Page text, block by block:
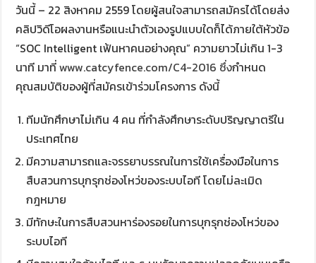
วันนี้ – 22 สิงหาคม 2559 โดยผู้สนใจสามารถสมัครได้โดยส่ง
คลิปวิดีโอผลงานหรือแนะนำตัวเองรูปแบบใดก็ได้ภายใต้หัวข้อ
“SOC Intelligent เฟ้นหาคนอย่างคุณ” ความยาวไม่เกิน 1-3
นาที มาที่www.catcyfence.com/C4-2016 ซึ่งกำหนด
คุณสมบัติของผู้ที่สมัครเข้าร่วมโครงการ ดังนี้
ทีมนักศึกษาไม่เกิน 4 คน ที่กำลังศึกษาระดับปริญญาตรีใน
ประเทศไทย
มีความสามารถและจรรยาบรรณในการใช้เครื่องมือในการ
สืบสวนการบุกรุกช่องโหว่ของระบบไอที โดยไม่ละเมิด
กฎหมาย
มีทักษะในการสืบสวนหาร่องรอยในการบุกรุกช่องโหว่ของ
ระบบไอที